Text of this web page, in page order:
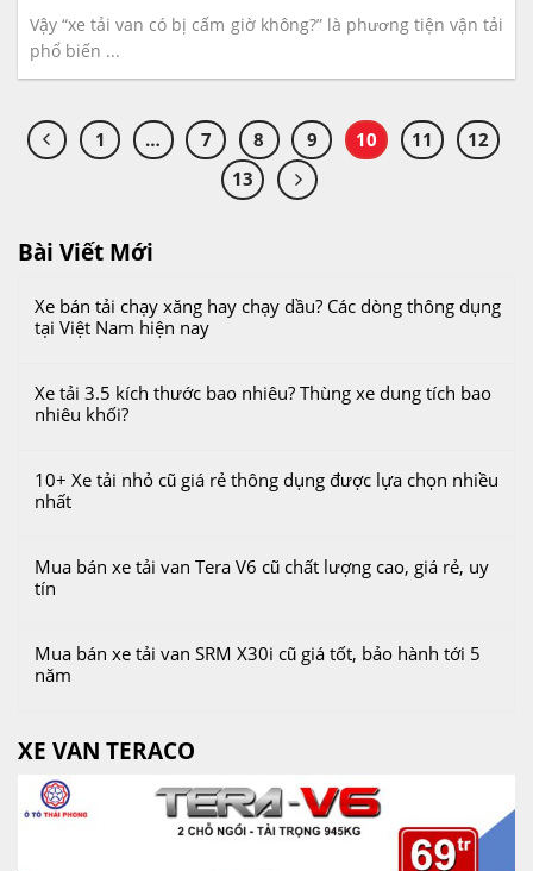
Vậy “xe tải van có bị cấm giờ không?” là phương tiện vận tải
phổ biến ...
1 … 7 8 9 10 11
12
13
Bài Viết Mới
Xe bán tải chạy xăng hay chạy dầu? Các dòng thông dụng
tại Việt Nam hiện nay
Xe tải 3.5 kích thước bao nhiêu? Thùng xe dung tích bao
nhiêu khối?
10+ Xe tải nhỏ cũ giá rẻ thông dụng được lựa chọn nhiều
nhất
Mua bán xe tải van Tera V6 cũ chất lượng cao, giá rẻ, uy
tín
Mua bán xe tải van SRM X30i cũ giá tốt, bảo hành tới 5
năm
XE VAN TERACO